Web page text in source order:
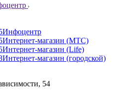
Инфоцентр
Интернет-магазин (МТС)
Интернет-магазин (Life)
Интернет-магазин (городской)
54